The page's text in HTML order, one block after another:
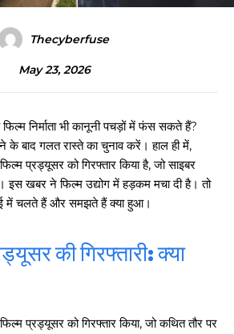
Thecyberfuse
May 23, 2026
निर्माता भी कानूनी पचड़ों में फंस सकते हैं?
बाद गलत रास्ते का चुनाव करें। हाल ही में,
प्रड्यूसर को गिरफ्तार किया है, जो साइबर
इस खबर ने फिल्म उद्योग में हड़कम मचा दी है। तो
में चलते हैं और समझते हैं क्या हुआ।
की गिरफ्तारी: क्या
प्रड्यूसर को गिरफ्तार किया, जो कथित तौर पर